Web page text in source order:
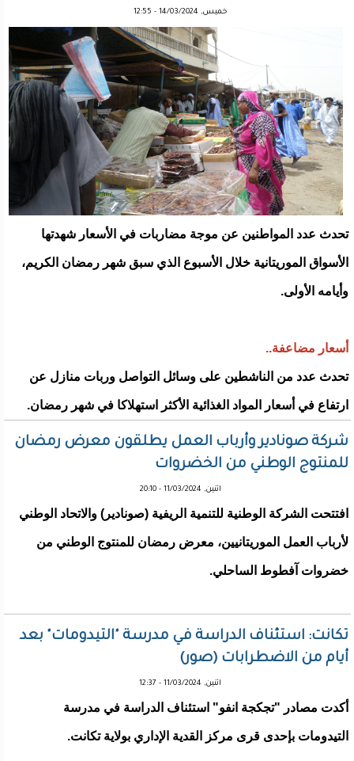
خميس, 14/03/2024 - 12:55
تحدث عدد المواطنين عن موجة مضاربات في الأسعار شهدتها
الأسواق الموريتانية خلال الأسبوع الذي سبق شهر رمضان الكريم،
وأيامه الأولى.
أسعار مضاعفة..
تحدث عدد من الناشطين على وسائل التواصل وربات منازل عن
ارتفاع في أسعار المواد الغذائية الأكثر استهلاكا في شهر رمضان.
شركة صونادير وأرباب العمل يطلقون معرض رمضان
للمنتوج الوطني من الخضروات
اثنين, 11/03/2024 - 20:10
افتتحت الشركة الوطنية للتنمية الريفية (صونادير) والاتحاد الوطني
لأرباب العمل الموريتانيين، معرض رمضان للمنتوج الوطني من
خضروات آفطوط الساحلي.
تكانت: استئناف الدراسة في مدرسة "التيدومات" بعد
أيام من الاضطرابات (صور)
اثنين, 11/03/2024 - 12:37
أكدت مصادر "تجكجة انفو" استئناف الدراسة في مدرسة
التيدومات بإحدى قرى مركز القدية الإداري بولاية تكانت.